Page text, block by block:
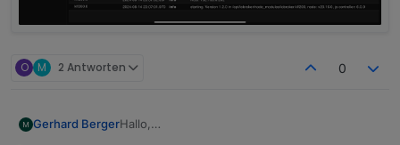
O M 2 Antworten 0
Gerhard BergerHallo,